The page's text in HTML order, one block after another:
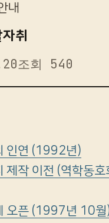
내
취
조회 540
인연 (1992년)
작 이전 (역학동호
오픈 (1997년 10월